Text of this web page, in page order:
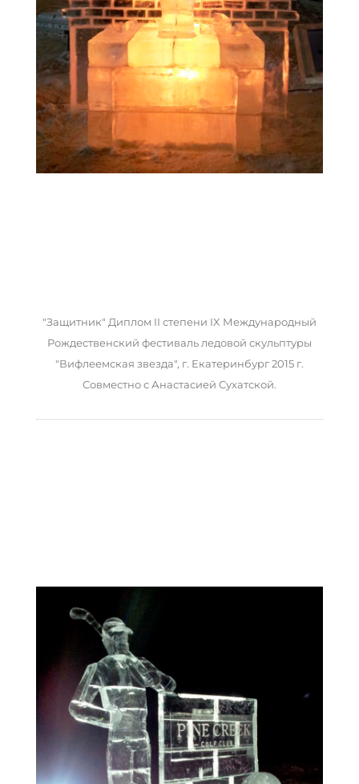
"Защитник" Диплом II степени IX Международный
Рождественский фестиваль ледовой скульптуры
"Вифлеемская звезда", г. Екатеринбург 2015 г.
Совместно с Анастасией Сухатской.